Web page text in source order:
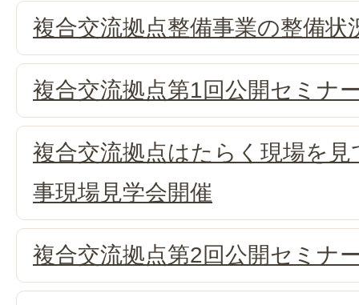
複合交流拠点整備事業の整備状
複合交流拠点第1回公開セミナ
複合交流拠点はたらく現場を
事現場見学会開催
複合交流拠点第2回公開セミナ